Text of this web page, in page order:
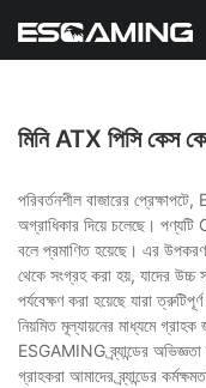
মিনি ATX পিসি কেস
পরিবর্তনশীল বাজারের
অগ্রাধিকার দিয়ে চলেছে।
বলে প্রমাণিত হয়েছে। এর
থেকে সংগ্রহ করা হয়, যাদের উচ্চ
পর্যবেক্ষণ করা হয়েছে যারা
নিয়মিত মূল্যায়নের মাধ্যমে
ESGAMING ব্র্যান্ডের
গ্রাহকরা আমাদের ব্র্যান্ডের